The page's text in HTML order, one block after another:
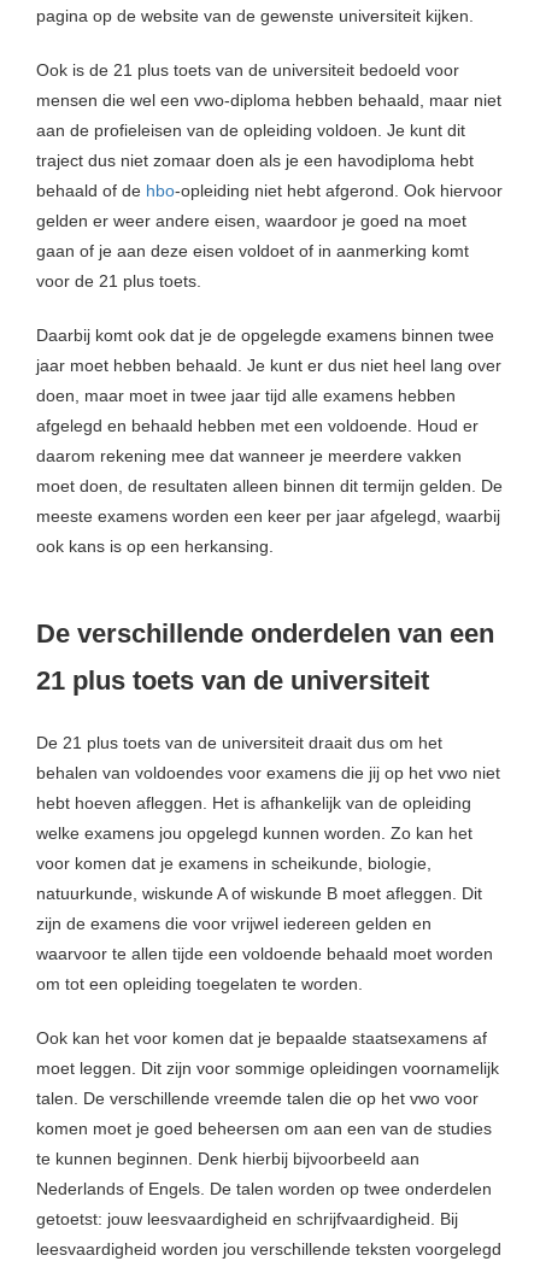
pagina op de website van de gewenste universiteit kijken.
Ook is de 21 plus toets van de universiteit bedoeld voor
mensen die wel een vwo-diploma hebben behaald, maar niet
aan de profieleisen van de opleiding voldoen. Je kunt dit
traject dus niet zomaar doen als je een havodiploma hebt
behaald of de hbo-opleiding niet hebt afgerond. Ook hiervoor
gelden er weer andere eisen, waardoor je goed na moet
gaan of je aan deze eisen voldoet of in aanmerking komt
voor de 21 plus toets.
Daarbij komt ook dat je de opgelegde examens binnen twee
jaar moet hebben behaald. Je kunt er dus niet heel lang over
doen, maar moet in twee jaar tijd alle examens hebben
afgelegd en behaald hebben met een voldoende. Houd er
daarom rekening mee dat wanneer je meerdere vakken
moet doen, de resultaten alleen binnen dit termijn gelden. De
meeste examens worden een keer per jaar afgelegd, waarbij
ook kans is op een herkansing.
De verschillende onderdelen van een
21 plus toets van de universiteit
De 21 plus toets van de universiteit draait dus om het
behalen van voldoendes voor examens die jij op het vwo niet
hebt hoeven afleggen. Het is afhankelijk van de opleiding
welke examens jou opgelegd kunnen worden. Zo kan het
voor komen dat je examens in scheikunde, biologie,
natuurkunde, wiskunde A of wiskunde B moet afleggen. Dit
zijn de examens die voor vrijwel iedereen gelden en
waarvoor te allen tijde een voldoende behaald moet worden
om tot een opleiding toegelaten te worden.
Ook kan het voor komen dat je bepaalde staatsexamens af
moet leggen. Dit zijn voor sommige opleidingen voornamelijk
talen. De verschillende vreemde talen die op het vwo voor
komen moet je goed beheersen om aan een van de studies
te kunnen beginnen. Denk hierbij bijvoorbeeld aan
Nederlands of Engels. De talen worden op twee onderdelen
getoetst: jouw leesvaardigheid en schrijfvaardigheid. Bij
leesvaardigheid worden jou verschillende teksten voorgelegd